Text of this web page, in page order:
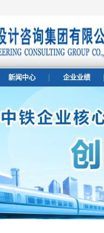
新闻中心 企业业绩